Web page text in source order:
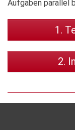
Aufgaben parallel
1.
2.